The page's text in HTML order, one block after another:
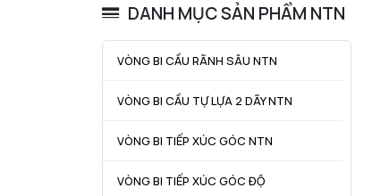
DANH MỤC SẢN PHẨM NTN
VÒNG BI CẦU RÃNH SÂU NTN
VÒNG BI CẦU TỰ LỰA 2 DÃY NTN
VÒNG BI TIẾP XÚC GÓC NTN
VÒNG BI TIẾP XÚC GÓC ĐỘ